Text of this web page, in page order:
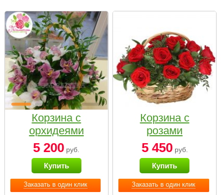
Заказать в один клик
Корзина с
орхидеями
малая
5 200 руб.
Купить
Заказать в один клик
Корзина с
розами
«Красный
Париж»
5 450руб.
Купить